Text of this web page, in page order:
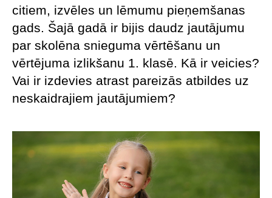
citiem, izvēles un lēmumu pieņemšanas
gads. Šajā gadā ir bijis daudz jautājumu
par skolēna snieguma vērtēšanu un
vērtējuma izlikšanu 1. klasē. Kā ir veicies?
Vai ir izdevies atrast pareizās atbildes uz
neskaidrajiem jautājumiem?